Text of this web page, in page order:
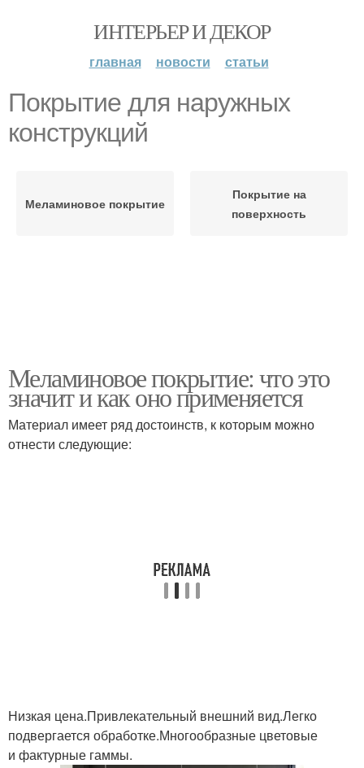
ИНТЕРЬЕР И ДЕКОР
главная новости статьи
Покрытие для наружных
конструкций
Меламиновое покрытие
Покрытие на
поверхность
Меламиновое покрытие: что это
значит и как оно применяется
Материал имеет ряд достоинств, к которым можно
отнести следующие:
Низкая цена.Привлекательный внешний вид.Легко
подвергается обработке.Многообразные цветовые
и фактурные гаммы.